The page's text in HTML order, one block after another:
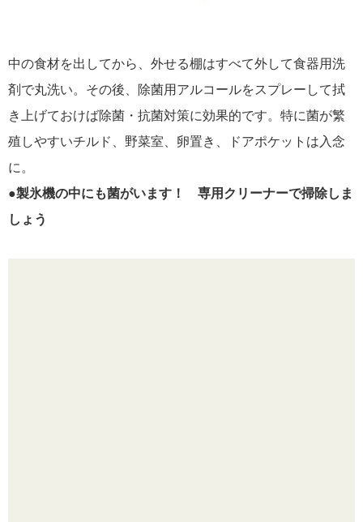
中の食材を出してから、外せる棚はすべて外して食器用洗
剤で丸洗い。その後、除菌用アルコールをスプレーして拭
き上げておけば除菌・抗菌対策に効果的です。特に菌が繁
殖しやすいチルド、野菜室、卵置き、ドアポケットは入念
に。
●製氷機の中にも菌がいます！ 専用クリーナーで掃除しま
しょう